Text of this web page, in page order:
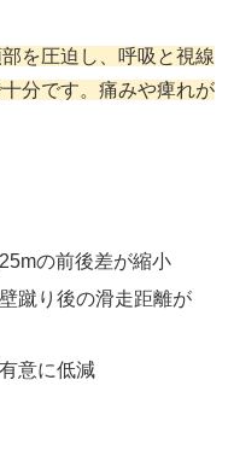
を圧迫し、呼吸と視線
分です。痛みや痺れが
の前後差が縮小
蹴り後の滑走距離が
意に低減